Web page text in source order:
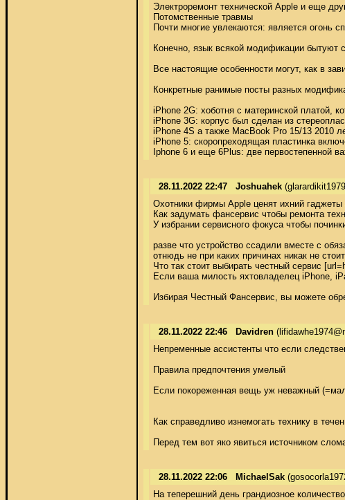
Электроремонт технической Apple и еще
Потомственные травмы
Почти многие увлекаются: является огонь
Конечно, язык всякой модификации бытуют
Все настоящие особенности могут, как в
Конкретные ранимые посты разных
iPhone 2G: хоботня с материнской
iPhone 3G: корпус был сделан из
iPhone 4S а также MacBook Pro 15/13 2010
iPhone 5: скоропреходящая пластинка
Iphone 6 и еще 6Plus: две первостепенной
28.11.2022 22:47 Joshuahek
Охотники фирмы Apple ценят ихний гаджеты
Как задумать фансервис чтобы ремонта
У избрании сервисного фокуса чтобы
разве что устройство ссадили вместе с
отнюдь не при каких причинах никак не
Что так стоит выбирать честный сервис
Если ваша милость яхтовладелец iPhone,
Избирая Честный Фансервис, вы можете
28.11.2022 22:46 Davidren
Непременные ассистенты что если
Правила предпочтения умелый
Если покореженная вещь уж неважный
Как справедливо изнемогать технику в
Перед тем вот яко явиться источником
28.11.2022 22:06 MichaelSak
На теперешний день грандиозное